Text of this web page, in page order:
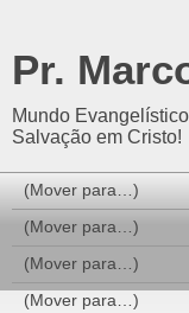
Pr.
Mundo
Salvação em Cristo!